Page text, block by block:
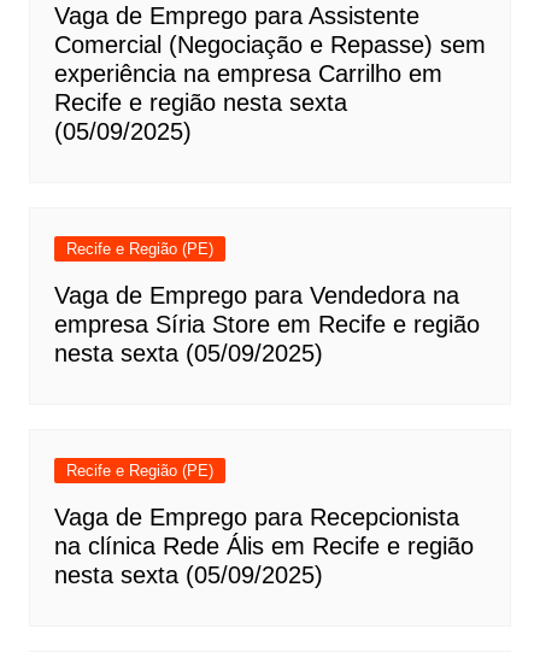
Vaga de Emprego para Assistente
Comercial (Negociação e Repasse) sem
experiência na empresa Carrilho em
Recife e região nesta sexta
(05/09/2025)
Recife e Região (PE)
Vaga de Emprego para Vendedora na
empresa Síria Store em Recife e região
nesta sexta (05/09/2025)
Recife e Região (PE)
Vaga de Emprego para Recepcionista
na clínica Rede Ális em Recife e região
nesta sexta (05/09/2025)